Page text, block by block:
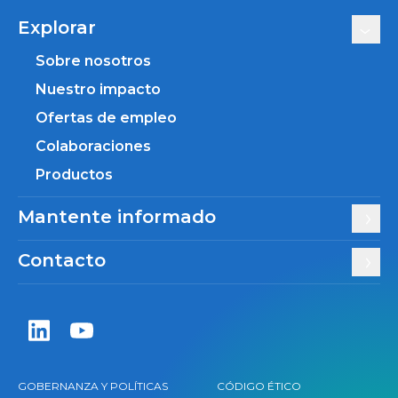
Zentiva LinkedIn
Zentiva YouTube
Explorar
Sobre nosotros
Nuestro impacto
Ofertas de empleo
Colaboraciones
Productos
Mantente informado
Contacto
GOBERNANZA Y POLÍTICAS CÓDIGO ÉTICO